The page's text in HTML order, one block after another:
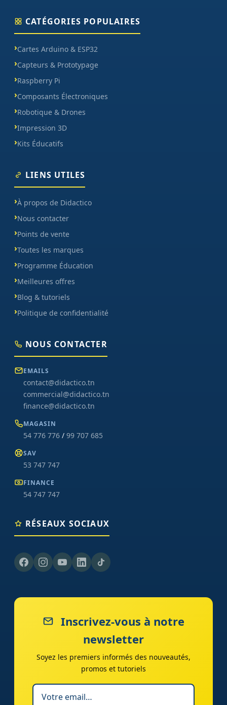
CATÉGORIES POPULAIRES
Cartes Arduino & ESP32
Capteurs & Prototypage
Raspberry Pi
Composants Électroniques
Robotique & Drones
Impression 3D
Kits Éducatifs
LIENS UTILES
À propos de Didactico
Nous contacter
Points de vente
Toutes les marques
Programme Éducation
Meilleures offres
Blog & tutoriels
Politique de confidentialité
NOUS CONTACTER
EMAILS
contact@didactico.tn
commercial@didactico.tn
finance@didactico.tn
MAGASIN
54 776 776 / 99 707 685
SAV
53 747 747
FINANCE
54 747 747
RÉSEAUX SOCIAUX
Inscrivez-vous à notre
newsletter
Soyez les premiers informés des nouveautés,
promos et tutoriels